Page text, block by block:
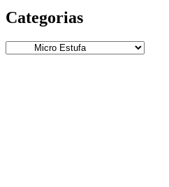
Categorias